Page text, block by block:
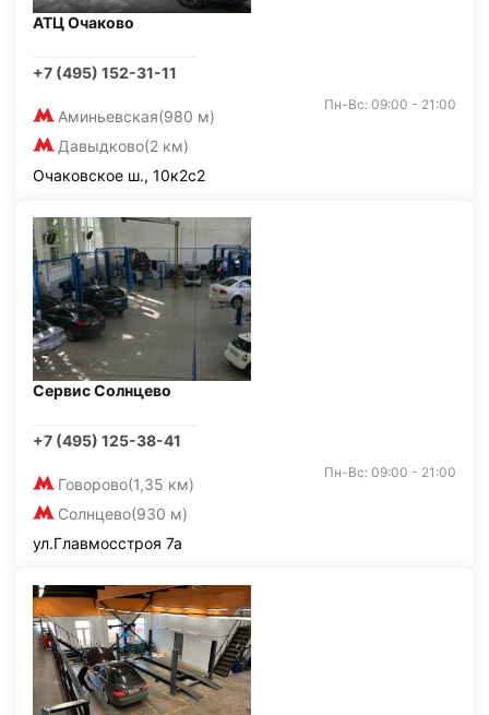
АТЦ Очаково
+7 (495) 152-31-11
Аминьевская(980 м)
Давыдково(2 км)
Пн-Вс: 09:00 - 21:00
Очаковское ш., 10к2с2
Сервис Солнцево
+7 (495) 125-38-41
Говорово(1,35 км)
Солнцево(930 м)
Пн-Вс: 09:00 - 21:00
ул.Главмосстроя 7а